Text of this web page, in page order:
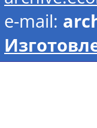
e-mail: